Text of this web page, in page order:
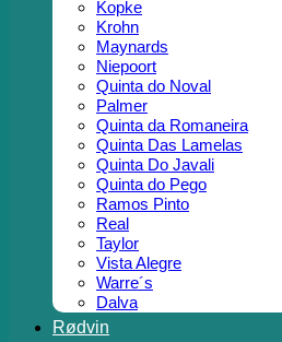
Kopke
Krohn
Maynards
Niepoort
Quinta do Noval
Palmer
Quinta da Romaneira
Quinta Das Lamelas
Quinta Do Javali
Quinta do Pego
Ramos Pinto
Real
Taylor
Vista Alegre
Warre´s
Dalva
Rødvin